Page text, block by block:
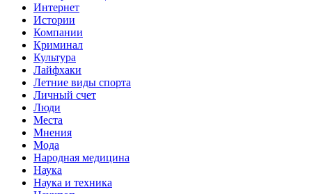
Интернет
Истории
Компании
Криминал
Культура
Лайфхаки
Летние виды спорта
Личный счет
Люди
Места
Мнения
Мода
Народная медицина
Наука
Наука и техника